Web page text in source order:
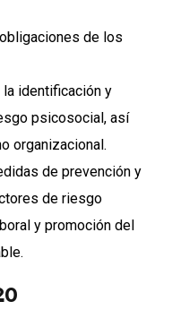
de los
identificación y
psicosocial, así
organizacional.
de prevención y
de riesgo
y promoción del